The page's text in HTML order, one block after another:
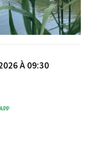
À 09:30